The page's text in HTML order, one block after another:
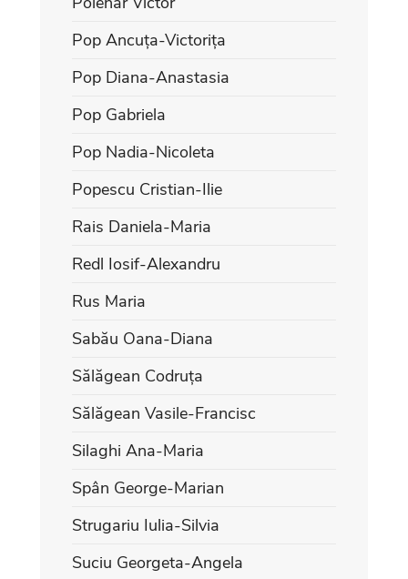
Pop Ancuța-Victorița
Pop Diana-Anastasia
Pop Gabriela
Pop Nadia-Nicoleta
Popescu Cristian-Ilie
Rais Daniela-Maria
Redl Iosif-Alexandru
Rus Maria
Sabău Oana-Diana
Sălăgean Codruța
Sălăgean Vasile-Francisc
Silaghi Ana-Maria
Spân George-Marian
Strugariu Iulia-Silvia
Suciu Georgeta-Angela